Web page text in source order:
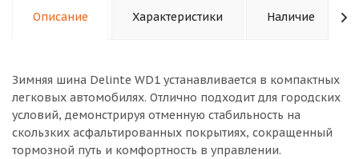
Описание Характеристики Наличие
Зимняя шина Delinte WD1 устанавливается в компактных
легковых автомобилях. Отлично подходит для городских
условий, демонстрируя отменную стабильность на
скользких асфальтированных покрытиях, сокращенный
тормозной путь и комфортность в управлении.